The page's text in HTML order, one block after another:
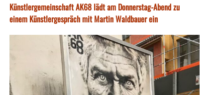
Künstlergemeinschaft AK68 lädt am Donnerstag-Abend zu
einem Künstlergespräch mit Martin Waldbauer ein